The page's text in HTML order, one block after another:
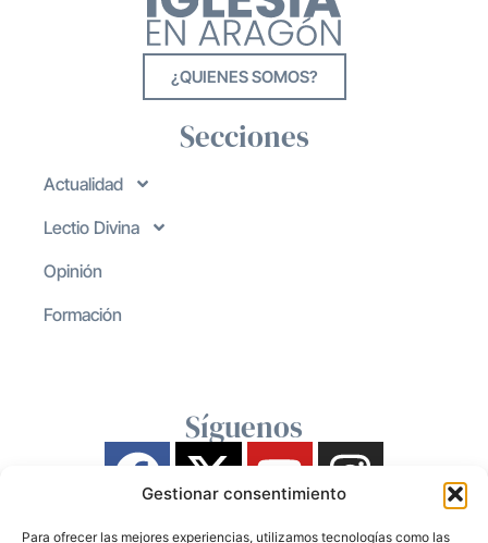
Gestionar consentimiento
Para ofrecer las mejores experiencias, utilizamos tecnologías como las
¿QUIENES SOMOS?
Secciones
Actualidad
Lectio Divina
Opinión
Formación
Síguenos